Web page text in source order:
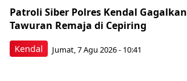
Kendal
Patroli Siber Polres Kendal Gagalkan
Tawuran Remaja di Cepiring
Jumat, 7 Agu 2026 - 10:41